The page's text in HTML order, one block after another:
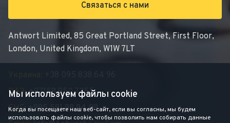
Связаться с нами
Antwort Limited, 85 Great Portland Street, First Floor,
London, United Kingdom, W1W 7LT
ОАЭ:+97158 950 7355
СНГ: +995 591 98 94 08
Мы используем файлы cookie
Когда вы посещаете наш веб-сайт, если вы согласны, мы будем
использовать файлы cookie, чтобы позволить нам собирать данные